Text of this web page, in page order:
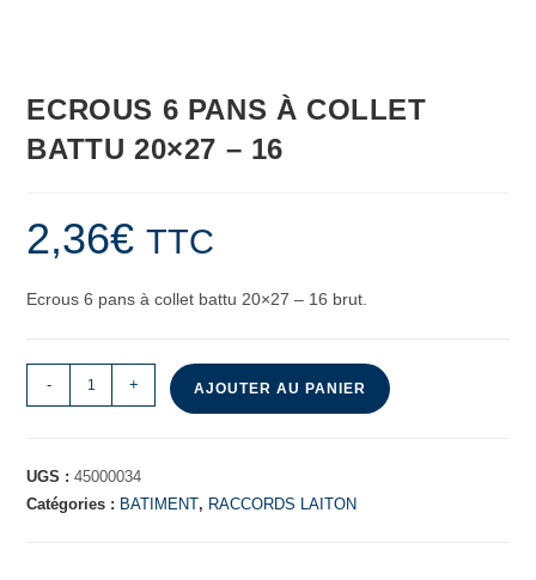
ECROUS 6 PANS À COLLET
BATTU 20×27 – 16
2,36€ TTC
Ecrous 6 pans à collet battu 20×27 – 16 brut.
- + AJOUTER AU PANIER
UGS :45000034
Catégories : BATIMENT, RACCORDS LAITON